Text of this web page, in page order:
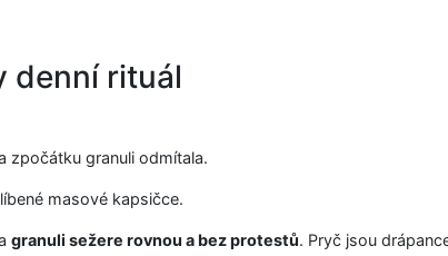
denní rituál
zpočátku granuli odmítala.
masové kapsičce.
granuli sežere rovnou a bez protestů. Pryč jsou